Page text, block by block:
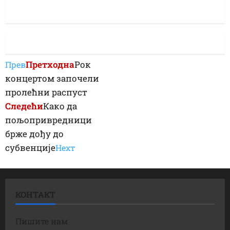
ПревПретходнаРок
концертом започели
пролећни распуст
СледећиКако да
пољопривредници
брже дођу до
субвенцијеНеxт
КОНТАКТ
Пишите нам